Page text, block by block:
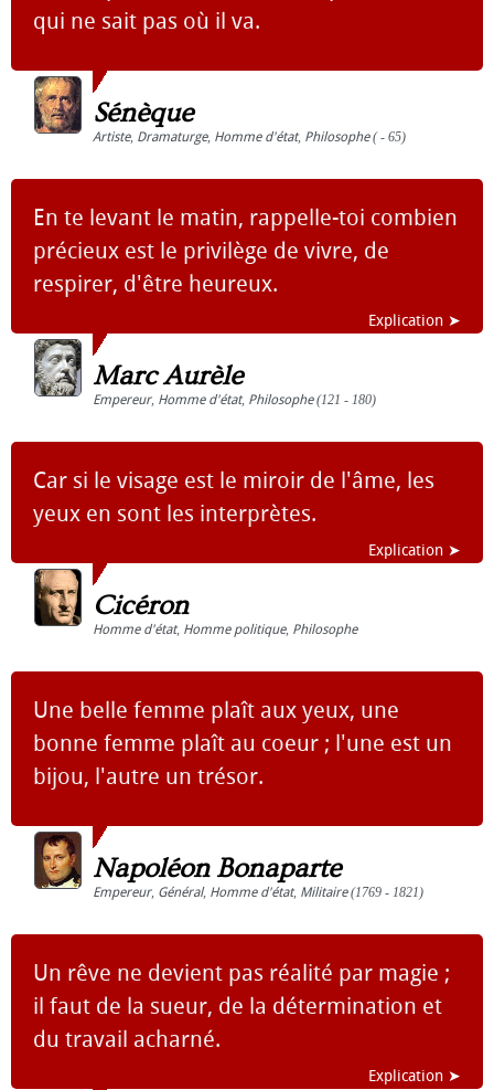
qui ne sait pas où il va.
Sénèque
Artiste, Dramaturge, Homme d'état, Philosophe( - 65)
En te levant le matin, rappelle-toi combien
précieux est le privilège de vivre, de
respirer, d'être heureux.
Explication ➤
Marc Aurèle
Empereur, Homme d'état, Philosophe(121 - 180)
Car si le visage est le miroir de l'âme, les
yeux en sont les interprètes.
Explication ➤
Cicéron
Homme d'état, Homme politique, Philosophe
Une belle femme plaît aux yeux, une
bonne femme plaît au coeur ; l'une est un
bijou, l'autre un trésor.
Napoléon Bonaparte
Empereur, Général, Homme d'état, Militaire(1769 - 1821)
Un rêve ne devient pas réalité par magie ;
il faut de la sueur, de la détermination et
du travail acharné.
Explication ➤